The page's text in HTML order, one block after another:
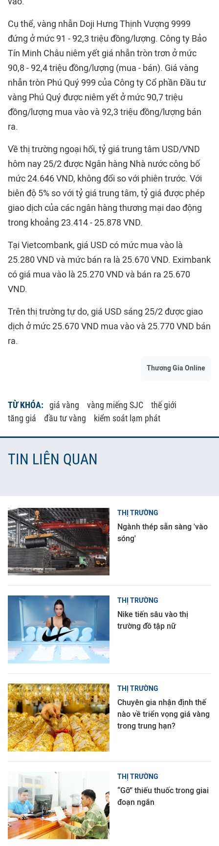
Cụ thể, vàng nhẫn Doji Hưng Thịnh Vượng 9999
đứng ở mức 91 - 92,3 triệu đồng/lượng. Công ty Bảo
Tín Minh Châu niêm yết giá nhẫn tròn trơn ở mức
90,8 - 92,4 triệu đồng/lượng (mua - bán). Giá vàng
nhẫn tròn Phú Quý 999 của Công ty Cổ phần Đầu tư
vàng Phú Quý được niêm yết ở mức 90,7 triệu
đồng/lượng mua vào và 92,3 triệu đồng/lượng bán
ra.
Về thị trường ngoại hối, tỷ giá trung tâm USD/VND
hôm nay 25/2 được Ngân hàng Nhà nước công bố
mức 24.646 VND, không đổi so với phiên trước. Với
biên độ 5% so với tỷ giá trung tâm, tỷ giá được phép
giao dịch của các ngân hàng thương mại dao động
trong khoảng 23.414 - 25.878 VND.
Tại Vietcombank, giá USD có mức mua vào là
25.280 VND và mức bán ra là 25.670 VND. Eximbank
có giá mua vào là 25.270 VND và bán ra 25.670
VND.
Trên thị trường tự do, giá USD sáng 25/2 được giao
dịch ở mức 25.670 VND mua vào và 25.770 VND bán
ra.
Thương Gia Online
TỪ KHÓA: giá vàng vàng miếng SJC
thế giới
tăng giá
đầu tư vàng kiểm soát lạm phát
TIN LIÊN QUAN
THỊ TRƯỜNG
Ngành thép sẵn sàng 'vào
sóng'
THỊ TRƯỜNG
Nike tiến sâu vào thị
trường đồ tập nữ
THỊ TRƯỜNG
Chuyên gia nhận định thế
nào về triển vọng giá vàng
trong trung hạn?
THỊ TRƯỜNG
“Gỡ” thiếu thuốc trong giai
đoạn ngắn